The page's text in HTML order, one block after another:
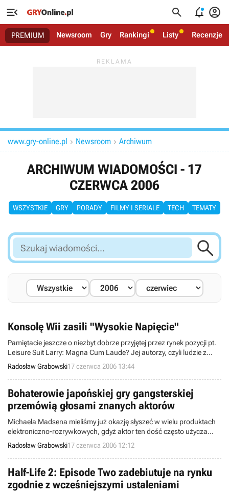
   
PREMIUM Newsroom Gry Rankingi Listy Recenzje
www.gry-online.pl  Newsroom  Archiwum
ARCHIWUM WIADOMOŚCI - 17
CZERWCA 2006
WSZYSTKIE GRY PORADY FILMY I SERIALE TECH TEMATY
Szukaj
wiadomości...

Konsolę Wii zasili "Wysokie Napięcie"
Pamiętacie jeszcze o niezbyt dobrze przyjętej przez rynek pozycji pt.
Leisure Suit Larry: Magna Cum Laude? Jej autorzy, czyli ludzie z
High Voltage Software, pracują teraz nad grą, bazującą na
podstawie serialu animowanego Family Guy, znanego w Polsce pod
nazwą Głowa Rodziny. Nie jest to jednak jedyne przedsięwzięcie,
realizowane aktualnie przez wspomnianych developerów.
Radosław Grabowski17 czerwca 2006 13:44
Bohaterowie japońskiej gry gangsterskiej
przemówią głosami znanych aktorów
Michaela Madsena mieliśmy już okazję słyszeć w wielu produktach
elektroniczno-rozrywkowych, gdyż aktor ten dość często użycza
swojego głosu rozmaitym postaciom (np. w Grand Theft Auto 3,
NARC i True Crime: Streets of L.A.). Wkrótce gwiazdor ów przemówi
też w Reservoir Dogs, jak również w jeszcze jednej grze akcji, o czym
poinformowała właśnie korporacja Sega.
Radosław Grabowski17 czerwca 2006 12:12
Half-Life 2: Episode Two zadebiutuje na rynku
zgodnie z wcześniejszymi ustaleniami